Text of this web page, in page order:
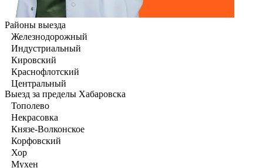
Районы выезда
Железнодорожный
Индустриальный
Кировский
Краснофлотский
Центральный
Выезд за пределы Хабаровска
Тополево
Некрасовка
Князе-Волконское
Корфовский
Хор
Мухен